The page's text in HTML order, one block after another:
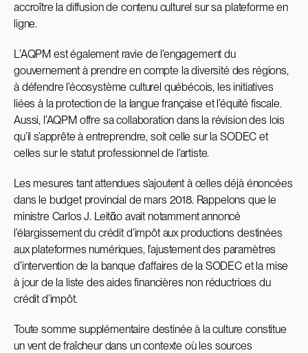
accroître la diffusion de contenu culturel sur sa plateforme en
ligne.
L’AQPM est également ravie de l’engagement du
gouvernement à prendre en compte la diversité des régions,
à défendre l’écosystème culturel québécois, les initiatives
liées à la protection de la langue française et l’équité fiscale.
Aussi, l’AQPM offre sa collaboration dans la révision des lois
qu’il s’apprête à entreprendre, soit celle sur la SODEC et
celles sur le statut professionnel de l’artiste.
Les mesures tant attendues s’ajoutent à celles déjà énoncées
dans le budget provincial de mars 2018. Rappelons que le
ministre Carlos J. Leitᾶo avait notamment annoncé
l’élargissement du crédit d’impôt aux productions destinées
aux plateformes numériques, l’ajustement des paramètres
d’intervention de la banque d’affaires de la SODEC et la mise
à jour de la liste des aides financières non réductrices du
crédit d’impôt.
Toute somme supplémentaire destinée à la culture constitue
un vent de fraîcheur dans un contexte où les sources